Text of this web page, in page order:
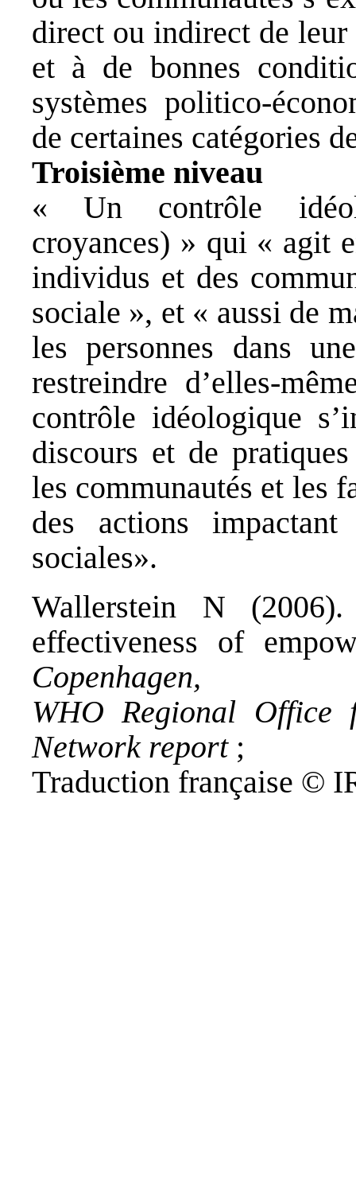
direct ou indirect de leur
et à de bonnes
systèmes politico-
de certaines catégories
Troisième niveau
« Un contrôle
croyances) » qui « agit
individus et des
sociale », et « aussi de
les personnes dans
restreindre d’elles-
contrôle idéologique
discours et de
les communautés et les
des actions
sociales».
Wallerstein N
effectiveness of
Copenhagen,
WHO Regional Office
Network report;
Traduction française ©